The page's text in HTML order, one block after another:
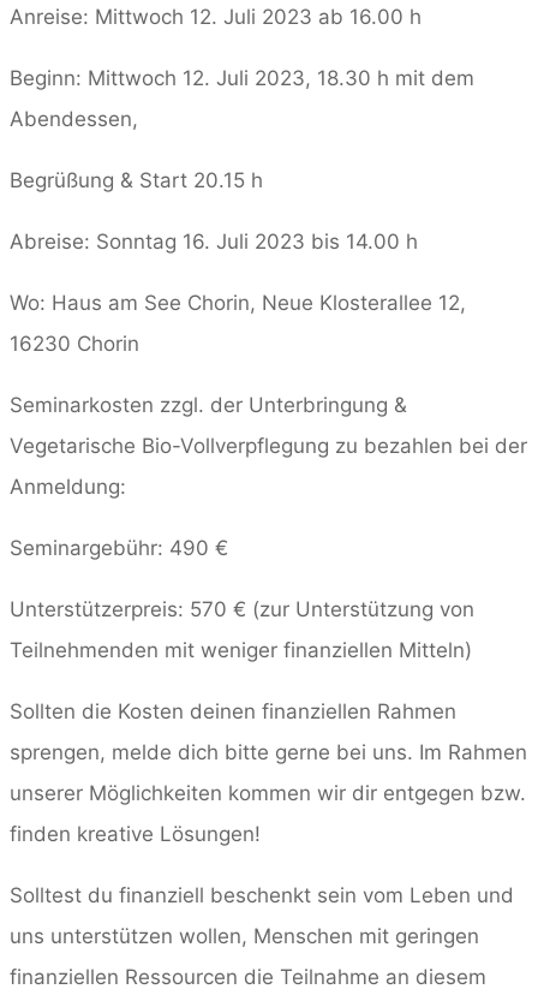
Anreise: Mittwoch 12. Juli 2023 ab 16.00 h
Beginn: Mittwoch 12. Juli 2023, 18.30 h mit dem
Abendessen,
Begrüßung & Start 20.15 h
Abreise: Sonntag 16. Juli 2023 bis 14.00 h
Wo: Haus am See Chorin, Neue Klosterallee 12,
16230 Chorin
Seminarkosten zzgl. der Unterbringung &
Vegetarische Bio-Vollverpflegung zu bezahlen bei der
Anmeldung:
Seminargebühr: 490 €
Unterstützerpreis: 570 € (zur Unterstützung von
Teilnehmenden mit weniger finanziellen Mitteln)
Sollten die Kosten deinen finanziellen Rahmen
sprengen, melde dich bitte gerne bei uns. Im Rahmen
unserer Möglichkeiten kommen wir dir entgegen bzw.
finden kreative Lösungen!
Solltest du finanziell beschenkt sein vom Leben und
uns unterstützen wollen, Menschen mit geringen
finanziellen Ressourcen die Teilnahme an diesem